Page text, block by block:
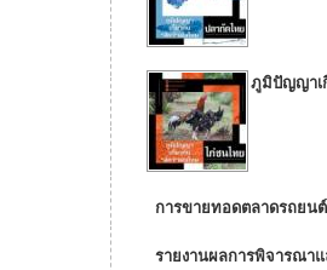
ภูมิปัญญาเ
การขายทอดตลาดรถยน
รายงานผลการพิจารณา